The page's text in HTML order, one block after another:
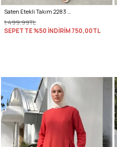
Saten Etekli Takım 2283 - MİNT YEŞİLİ
1.499,99TL
SEPETTE %50 İNDİRİM750,00TL